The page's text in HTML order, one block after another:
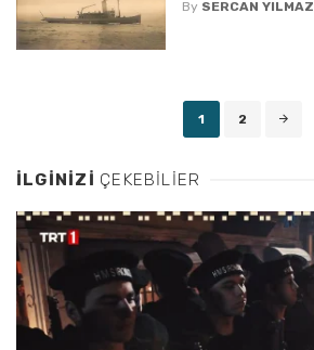
By SERCAN YILMAZ
1 2
İLGINIZI ÇEKEBILIER